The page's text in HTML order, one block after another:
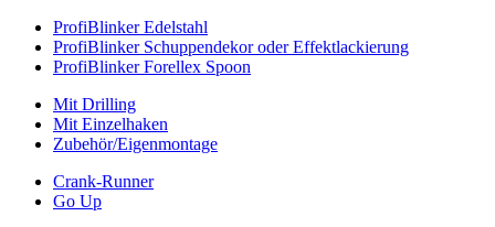
ProfiBlinker Edelstahl
ProfiBlinker Schuppendekor oder Effektlackierung
ProfiBlinker Forellex Spoon
Mit Drilling
Mit Einzelhaken
Zubehör/Eigenmontage
Crank-Runner
Go Up